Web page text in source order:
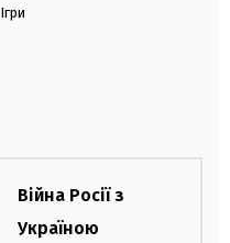
Ігри
Війна Росії з
Україною